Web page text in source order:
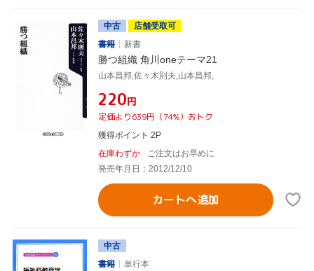
中古
店舗受取可
書籍
新書
勝つ組織 角川oneテーマ21
山本昌邦,佐々木則夫,山本昌邦,
¥220円
定価より639円（74%）おトク
獲得ポイント 2P
在庫わずか
ご注文はお早めに
発売年月日：2012/12/10
カートへ追加
中古
書籍
単行本